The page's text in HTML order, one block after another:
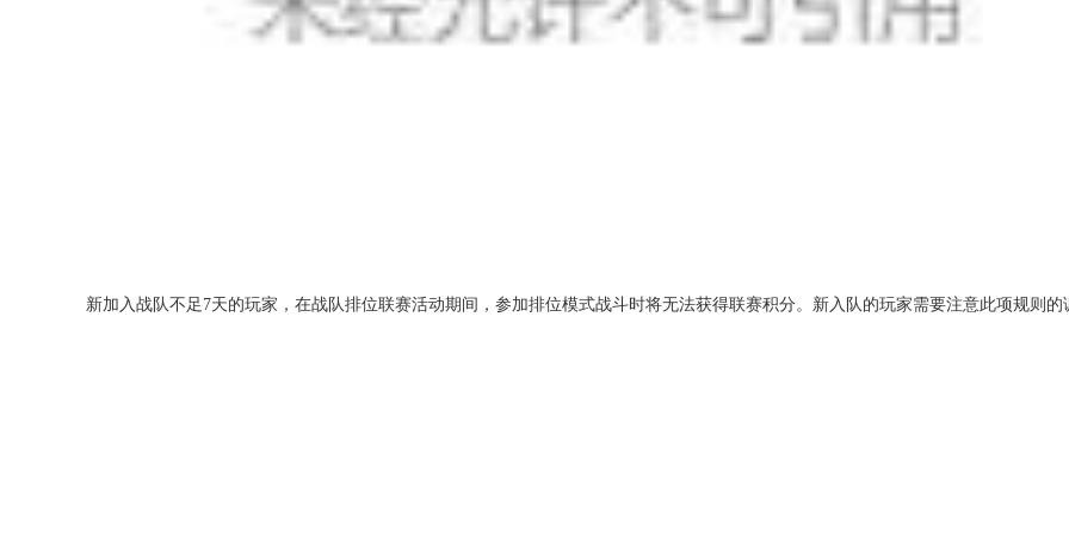
新加入战队不足7天的玩家，在战队排位联赛活动期间，参加排位模式战斗时将无法获得联赛积分。新入队的玩家需要注意此项规则的